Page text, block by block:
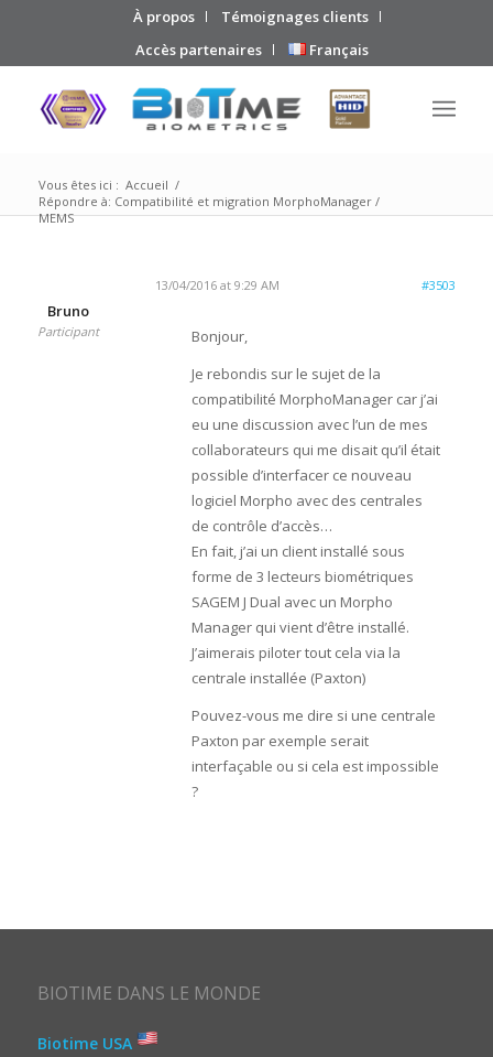
À propos
Témoignages clients
Accès partenaires
Français
Vous êtes ici : Accueil /
Répondre à: Compatibilité et migration MorphoManager /
MEMS
13/04/2016 at 9:29 AM #3503
Bruno
Participant
Bonjour,
Je rebondis sur le sujet de la
compatibilité MorphoManager car j’ai
eu une discussion avec l’un de mes
collaborateurs qui me disait qu’il était
possible d’interfacer ce nouveau
logiciel Morpho avec des centrales
de contrôle d’accès…
En fait, j’ai un client installé sous
forme de 3 lecteurs biométriques
SAGEM J Dual avec un Morpho
Manager qui vient d’être installé.
J’aimerais piloter tout cela via la
centrale installée (Paxton)
Pouvez-vous me dire si une centrale
Paxton par exemple serait
interfaçable ou si cela est impossible
?
BIOTIME DANS LE MONDE
Biotime USA